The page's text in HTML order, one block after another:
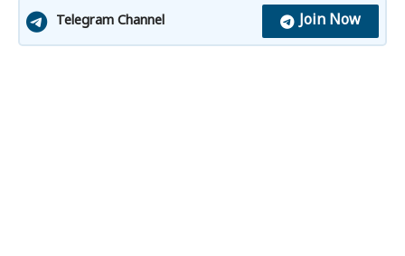
Telegram Channel Join Now